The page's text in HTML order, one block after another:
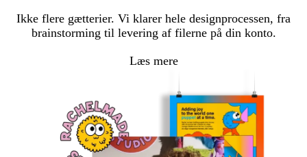
Ikke flere gætterier. Vi klarer hele designprocessen, fra
brainstorming til levering af filerne på din konto.
Læs mere